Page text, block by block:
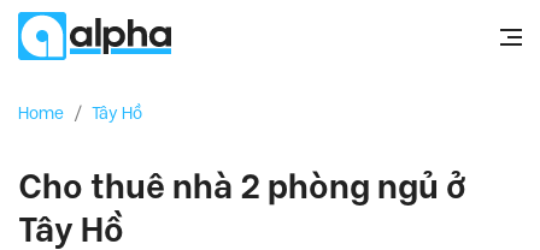
Home / Tây Hồ
Cho thuê nhà 2 phòng ngủ ở
Tây Hồ